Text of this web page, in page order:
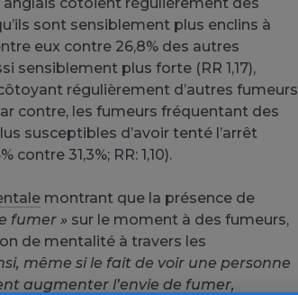
sont sensiblement plus enclins à
eux contre 26,8% des autres
sensiblement plus forte (RR 1,17),
régulièrement d’autres fumeurs
contre, les fumeurs fréquentant des
susceptibles d’avoir tenté l’arrêt
31,3%; RR: 1,10).
montrant que la présence de
fumer » sur le moment à des fumeurs,
de mentalité à travers les
même si le fait de voir une personne
augmenter l’envie de fumer,